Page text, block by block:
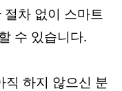
차 없이 스마트
수 있습니다.
직 하지 않으신 분